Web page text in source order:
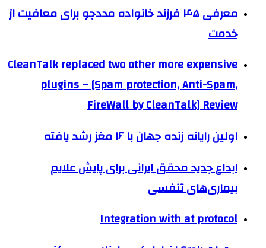
معرفی ۴۵ فرزند خانواده مددجو برای معافیت از
خدمت
CleanTalk replaced two other more expensive
plugins – [Spam protection, Anti-Spam,
FireWall by CleanTalk] Review
اولین رایانه زنده جهان با ۱۶ مغز رشد یافته
ابداع جدید محقق ایرانی برای پایش علایم
بیماری‌های تنفسی
Integration with at protocol